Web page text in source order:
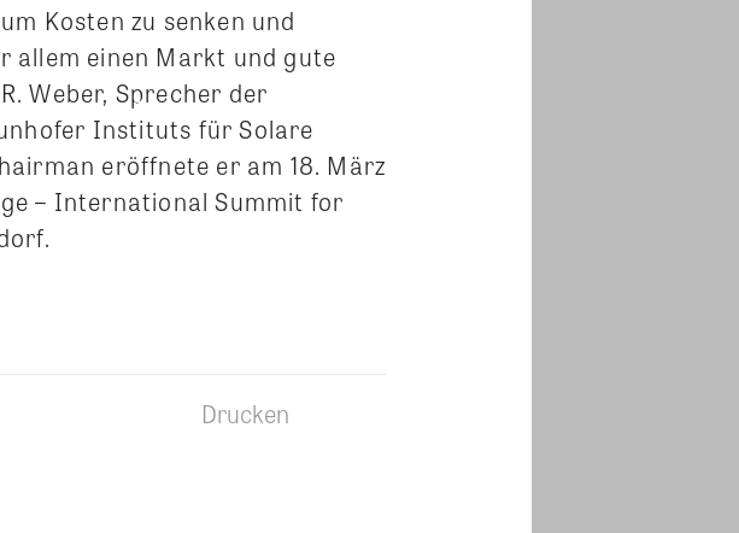
Kosten zu senken und
allem einen Markt und gute
Weber, Sprecher der
Instituts für Solare
eröffnete er am 18. März
– International Summit for
Drucken